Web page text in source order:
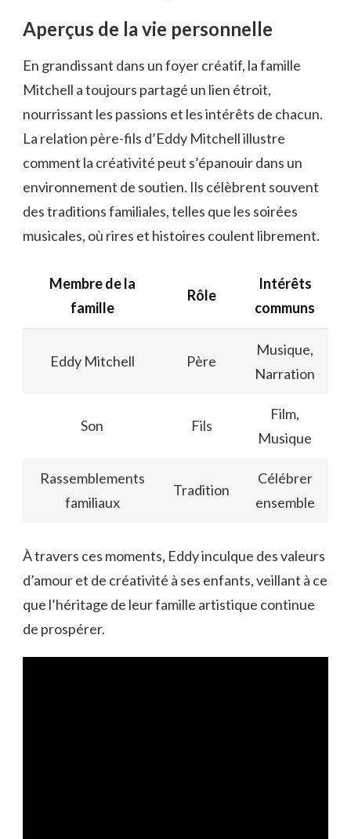
Aperçus de la vie personnelle
En grandissant dans un foyer créatif, la famille
Mitchell a toujours partagé un lien étroit,
nourrissant les passions et les intérêts de chacun.
La relation père-fils d’Eddy Mitchell illustre
comment la créativité peut s’épanouir dans un
environnement de soutien. Ils célèbrent souvent
des traditions familiales, telles que les soirées
musicales, où rires et histoires coulent librement.
Membre de la
famille
Rôle
Intérêts
communs
Eddy Mitchell Père
Musique,
Narration
Son Fils
Film,
Musique
Rassemblements
familiaux
Tradition
Célébrer
ensemble
À travers ces moments, Eddy inculque des valeurs
d’amour et de créativité à ses enfants, veillant à ce
que l’héritage de leur famille artistique continue
de prospérer.